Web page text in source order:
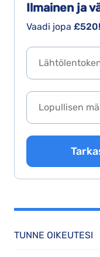
Ilmainen ja
Vaadi jopa £520!
TUNNE OIKEUTESI